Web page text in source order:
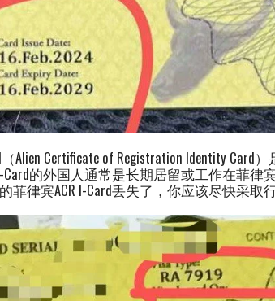
（Alien Certificate of Registration Identity
Card的外国人通常是长期居留或工作在菲
菲律宾ACR I-Card丢失了，你应该尽快采取